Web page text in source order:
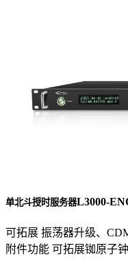
单北斗授时服务器L3000-
可拓展 振荡器升级、
附件功能 可拓展铷原子